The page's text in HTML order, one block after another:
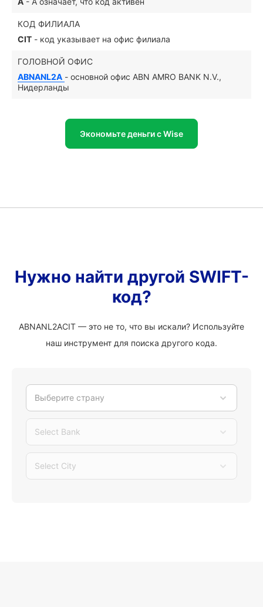
КОД ФИЛИАЛА
CIT - код указывает на офис филиала
ГОЛОВНОЙ ОФИС
ABNANL2A - основной офис ABN AMRO BANK N.V.,
Нидерланды
Экономьте деньги с Wise
Нужно найти другой SWIFT-
код?
ABNANL2ACIT — это не то, что вы искали? Используйте
наш инструмент для поиска другого кода.
Выберите страну
Select Bank
Select City